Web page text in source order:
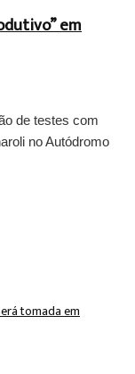
em
de testes com
no Autódromo
tomada em